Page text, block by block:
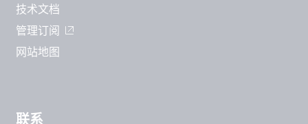
技术文档
管理订阅
网站地图
联系